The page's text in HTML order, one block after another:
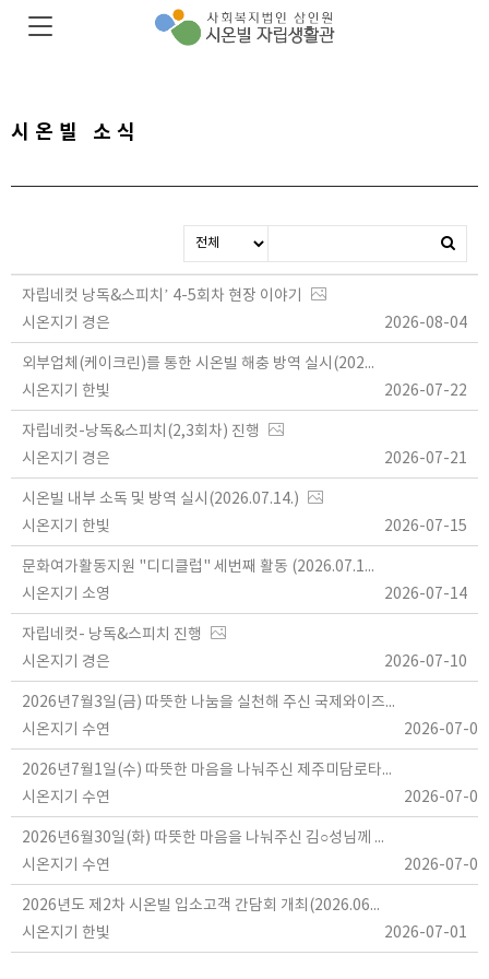
시온빌 소식
자립네컷 낭독&스피치’ 4-5회차 현장 이야기
시온지기 경은
2026-08-04
외부업체(케이크린)를 통한 시온빌 해충 방역 실시(2026.07.22.)
시온지기 한빛
2026-07-22
자립네컷-낭독&스피치(2,3회차) 진행
시온지기 경은
2026-07-21
시온빌 내부 소독 및 방역 실시(2026.07.14.)
시온지기 한빛
2026-07-15
문화여가활동지원 "디디클럽" 세번째 활동 (2026.07.13.)
시온지기 소영
2026-07-14
자립네컷- 낭독&스피치 진행
시온지기 경은
2026-07-10
2026년7월3일(금) 따뜻한 나눔을 실천해 주신 국제와이즈멘 한국지역 제주지구 브릿지클럽에 깊이 감사드립니다.
시온지기 수연
2026-07-09
2026년7월1일(수) 따뜻한 마음을 나눠주신 제주미담로타리클럽에 깊이 감사드립니다.
시온지기 수연
2026-07-09
2026년6월30일(화) 따뜻한 마음을 나눠주신 김○성님께 깊이 감사드립니다.
시온지기 수연
2026-07-09
2026년도 제2차 시온빌 입소고객 간담회 개최(2026.06.30.)
시온지기 한빛
2026-07-01